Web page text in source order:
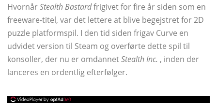
HvornårStealth Bastardfrigivet for fire år siden som en
freeware-titel, var det lettere at blive begejstret for 2D
puzzle platformspil. I den tid siden frigav Curve en
udvidet version til Steam og overførte dette spil til
konsoller, der nu er omdannetStealth Inc. , inden der
lanceres en ordentlig efterfølger.